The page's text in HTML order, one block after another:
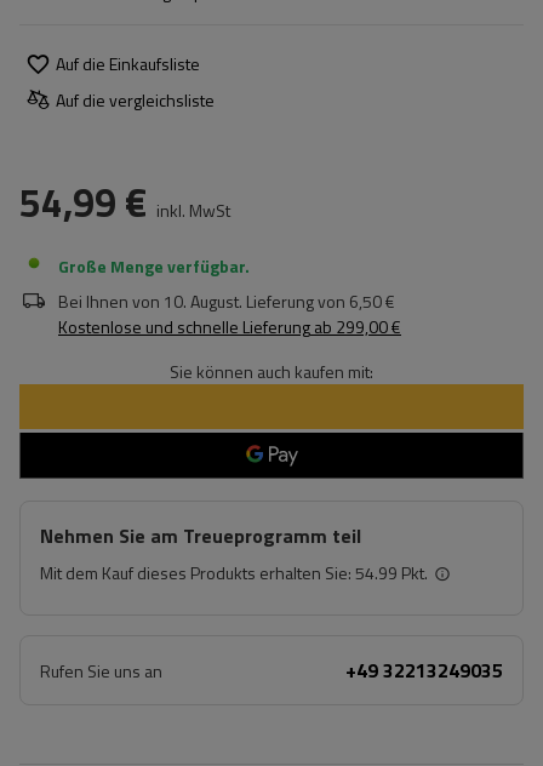
Auf die Einkaufsliste
Auf die vergleichsliste
54,99 € inkl. MwSt
Große Menge verfügbar
Bei Ihnen von 10. August. Lieferung von 6,50 €
Kostenlose und schnelle Lieferungab 299,00 €
Sie können auch kaufen mit:
Nehmen Sie am Treueprogramm teil
Mit dem Kauf dieses Produkts erhalten Sie:54.99 Pkt.
Rufen Sie uns an +49 32213249035